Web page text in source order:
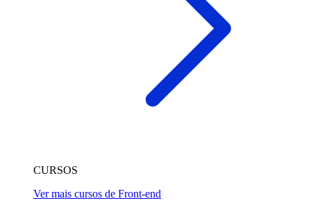
CURSOS
Ver mais cursos de Front-end